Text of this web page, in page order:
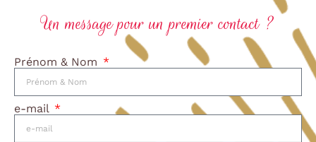
Un message pour un premier contact ?
Prénom & Nom
e-mail